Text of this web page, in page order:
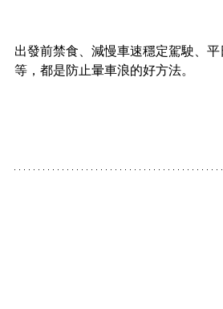
出發前禁食、減慢車速穩定駕駛、
等，都是防止暈車浪的好方法。